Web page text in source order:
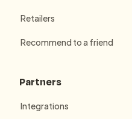
Retailers
Recommend to a friend
Partners
Integrations